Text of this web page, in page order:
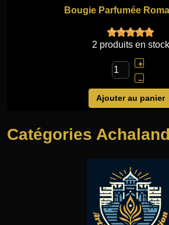
Obélisque en
2 produits en stock
+
–
Ajouter au panier
Catégories